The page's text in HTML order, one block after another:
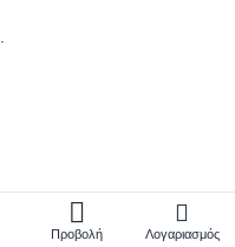
Προβολή Λογαριασμός